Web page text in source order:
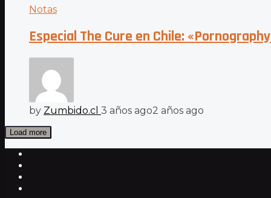
Notas
Especial The Cure en Chile:
by Zumbido.cl 3 años ago2 años ago
Load more